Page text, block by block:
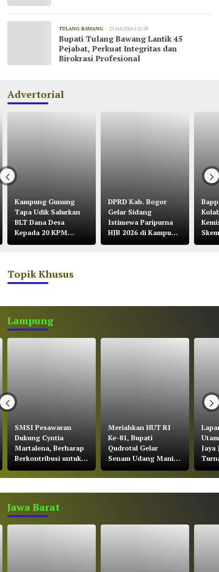
TULANG BAWANG 21 Juli 2026 | 12:59
Bupati Tulang Bawang Lantik 45
Pejabat, Perkuat Integritas dan
Birokrasi Profesional
Advertorial
Kampung Gunung
Tapa Udik Salurkan
BLT Dana Desa
Kepada 20 KPM
Tahun 2026
DPRD Kab. Bogor
Gelar Sidang
Istimewa Paripurna
HJB 2026 di Kampung
Citalahab Desa
Topik Khusus
Lampung
SMSI Pesawaran
Dukung Cyntia
Martalena, Berharap
Berkontribusi untuk
KNMP Pesawaran
Meriahkan HUT RI
Ke-81, Bupati
Qudrotul Gelar
Senam Udang Manis
di Kawasan Wisata
Cakat Raya
Jaya
Jawa Barat